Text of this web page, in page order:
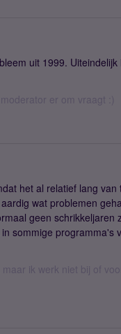
uit 1999.
er om vraagt :)
het al relatief lang
wat problemen
geen schrikkeljaren
sommige programma's
ik werk niet bij of